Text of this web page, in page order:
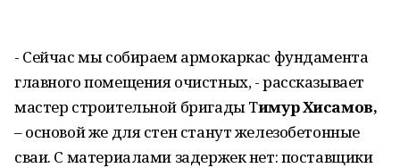
- Сейчас мы собираем армокаркас фундамента
главного помещения очистных, - рассказывает
мастер строительной бригады Тимур Хисамов,
– основой же для стен станут железобетонные
сваи. С материалами задержек нет: поставщики